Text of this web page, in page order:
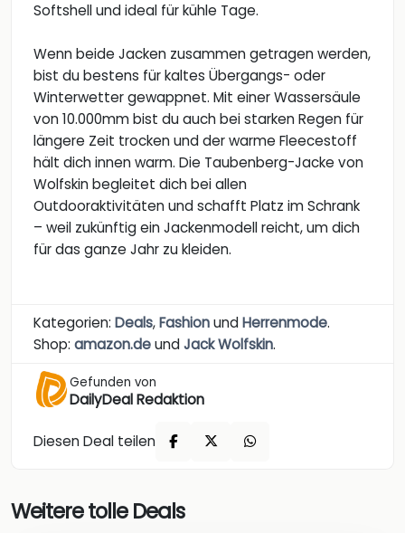
Softshell und ideal für kühle Tage.
Wenn beide Jacken zusammen getragen werden,
bist du bestens für kaltes Übergangs- oder
Winterwetter gewappnet. Mit einer Wassersäule
von 10.000mm bist du auch bei starken Regen für
längere Zeit trocken und der warme Fleecestoff
hält dich innen warm. Die Taubenberg-Jacke von
Wolfskin begleitet dich bei allen
Outdooraktivitäten und schafft Platz im Schrank
– weil zukünftig ein Jackenmodell reicht, um dich
für das ganze Jahr zu kleiden.
Kategorien: Deals,FashionundHerrenmode.
Shop: amazon.deundJack Wolfskin.
Gefunden von
DailyDeal Redaktion
Diesen Deal teilen
Weitere tolle Deals